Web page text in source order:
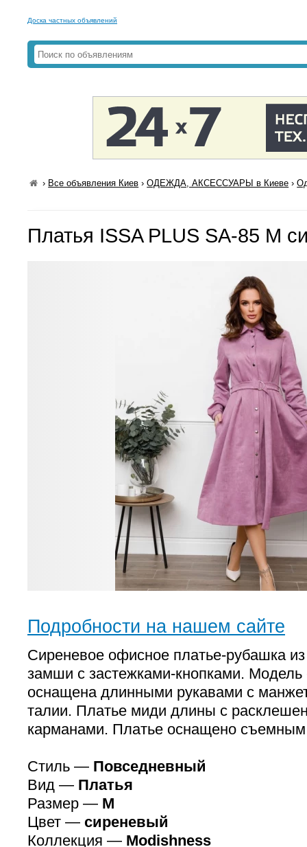
Доска частных объявлений
› Все объявления Киев ›ОДЕЖДА, АКСЕССУАРЫ в Киеве ›
Платья ISSA PLUS SA-85 M
Подробности на нашем сайте
Сиреневое офисное платье-рубашка из
замши с застежками-кнопками. Модель
оснащена длинными рукавами с
талии. Платье миди длины с
карманами. Платье оснащено
Стиль — Повседневный
Вид — Платья
Размер — M
Цвет — сиреневый
Коллекция — Modishness